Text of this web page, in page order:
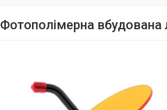
Фотополімерна вбудована